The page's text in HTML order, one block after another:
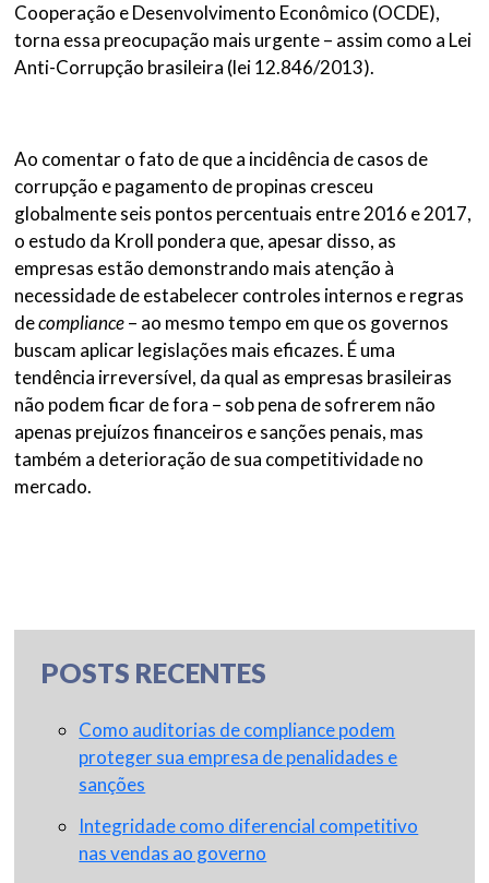
Cooperação e Desenvolvimento Econômico (OCDE),
torna essa preocupação mais urgente – assim como a Lei
Anti-Corrupção brasileira (lei 12.846/2013).
Ao comentar o fato de que a incidência de casos de
corrupção e pagamento de propinas cresceu
globalmente seis pontos percentuais entre 2016 e 2017,
o estudo da Kroll pondera que, apesar disso, as
empresas estão demonstrando mais atenção à
necessidade de estabelecer controles internos e regras
decompliance– ao mesmo tempo em que os governos
buscam aplicar legislações mais eficazes. É uma
tendência irreversível, da qual as empresas brasileiras
não podem ficar de fora – sob pena de sofrerem não
apenas prejuízos financeiros e sanções penais, mas
também a deterioração de sua competitividade no
mercado.
POSTS RECENTES
Como auditorias de compliance podem
proteger sua empresa de penalidades e
sanções
Integridade como diferencial competitivo
nas vendas ao governo